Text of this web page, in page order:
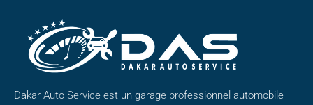
Dakar Auto Service est un garage professionnel automobile